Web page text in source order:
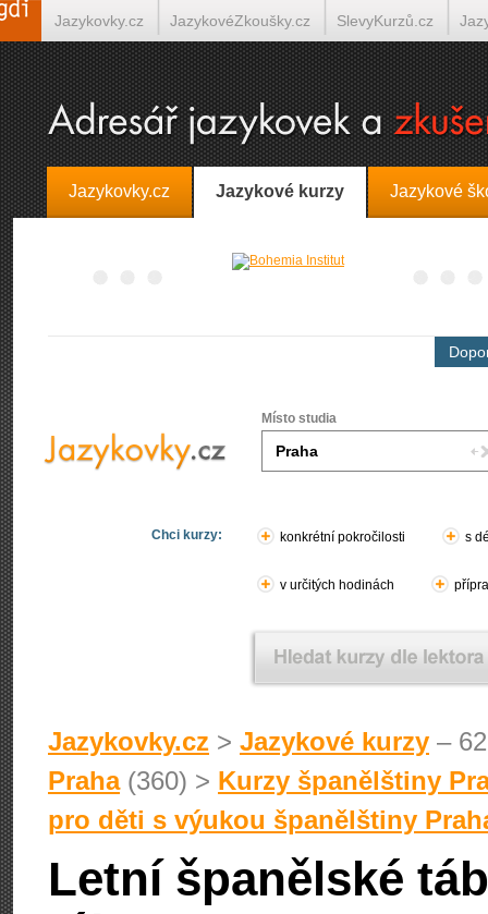
Jazykovky.cz Jazykové kurzy Jazykové
Místo studia
Chci kurzy: konkrétní pokročilosti s
v určitých hodinách
Jazykovky.cz > Jazykové kurzy –
Praha(360) > Kurzy španělštiny
pro děti s výukou španělštiny
Letní španělské
Jazykovky.cz JazykovéZkoušky.cz SlevyKurzů.cz
Španělština on-line Italština on-line Tlumočení-